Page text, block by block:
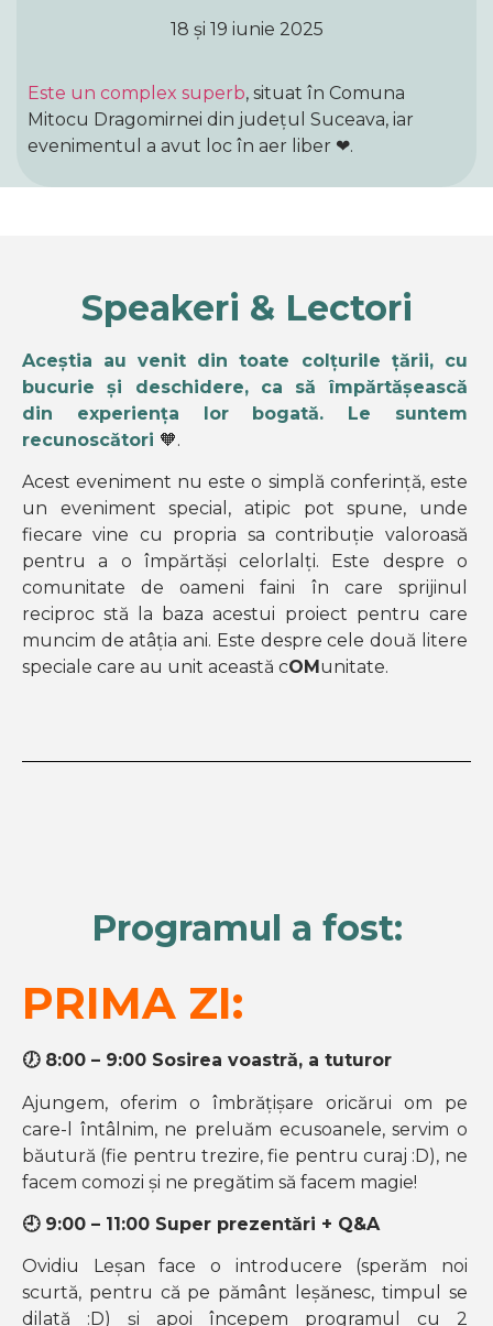
18 și 19 iunie 2025
Este un complex superb, situat în Comuna
Mitocu Dragomirnei din județul Suceava, iar
evenimentul a avut loc în aer liber ❤.
Speakeri & Lectori
Aceștia au venit din toate colțurile țării, cu
bucurie și deschidere, ca să împărtășească
din experiența lor bogată. Le suntem
recunoscători 🧡.
Acest eveniment nu este o simplă conferință, este
un eveniment special, atipic pot spune, unde
fiecare vine cu propria sa contribuție valoroasă
pentru a o împărtăși celorlalți. Este despre o
comunitate de oameni faini în care sprijinul
reciproc stă la baza acestui proiect pentru care
muncim de atâția ani. Este despre cele două litere
speciale care au unit această cOMunitate.
Programul a fost:
PRIMA ZI:
🕖 8:00 – 9:00 Sosirea voastră, a tuturor
Ajungem, oferim o îmbrățișare oricărui om pe
care-l întâlnim, ne preluăm ecusoanele, servim o
băutură (fie pentru trezire, fie pentru curaj :D), ne
facem comozi și ne pregătim să facem magie!
🕘 9:00 – 11:00 Super prezentări + Q&A
Ovidiu Leșan face o introducere (sperăm noi
scurtă, pentru că pe pământ leșănesc, timpul se
dilată :D) și apoi începem programul cu 2